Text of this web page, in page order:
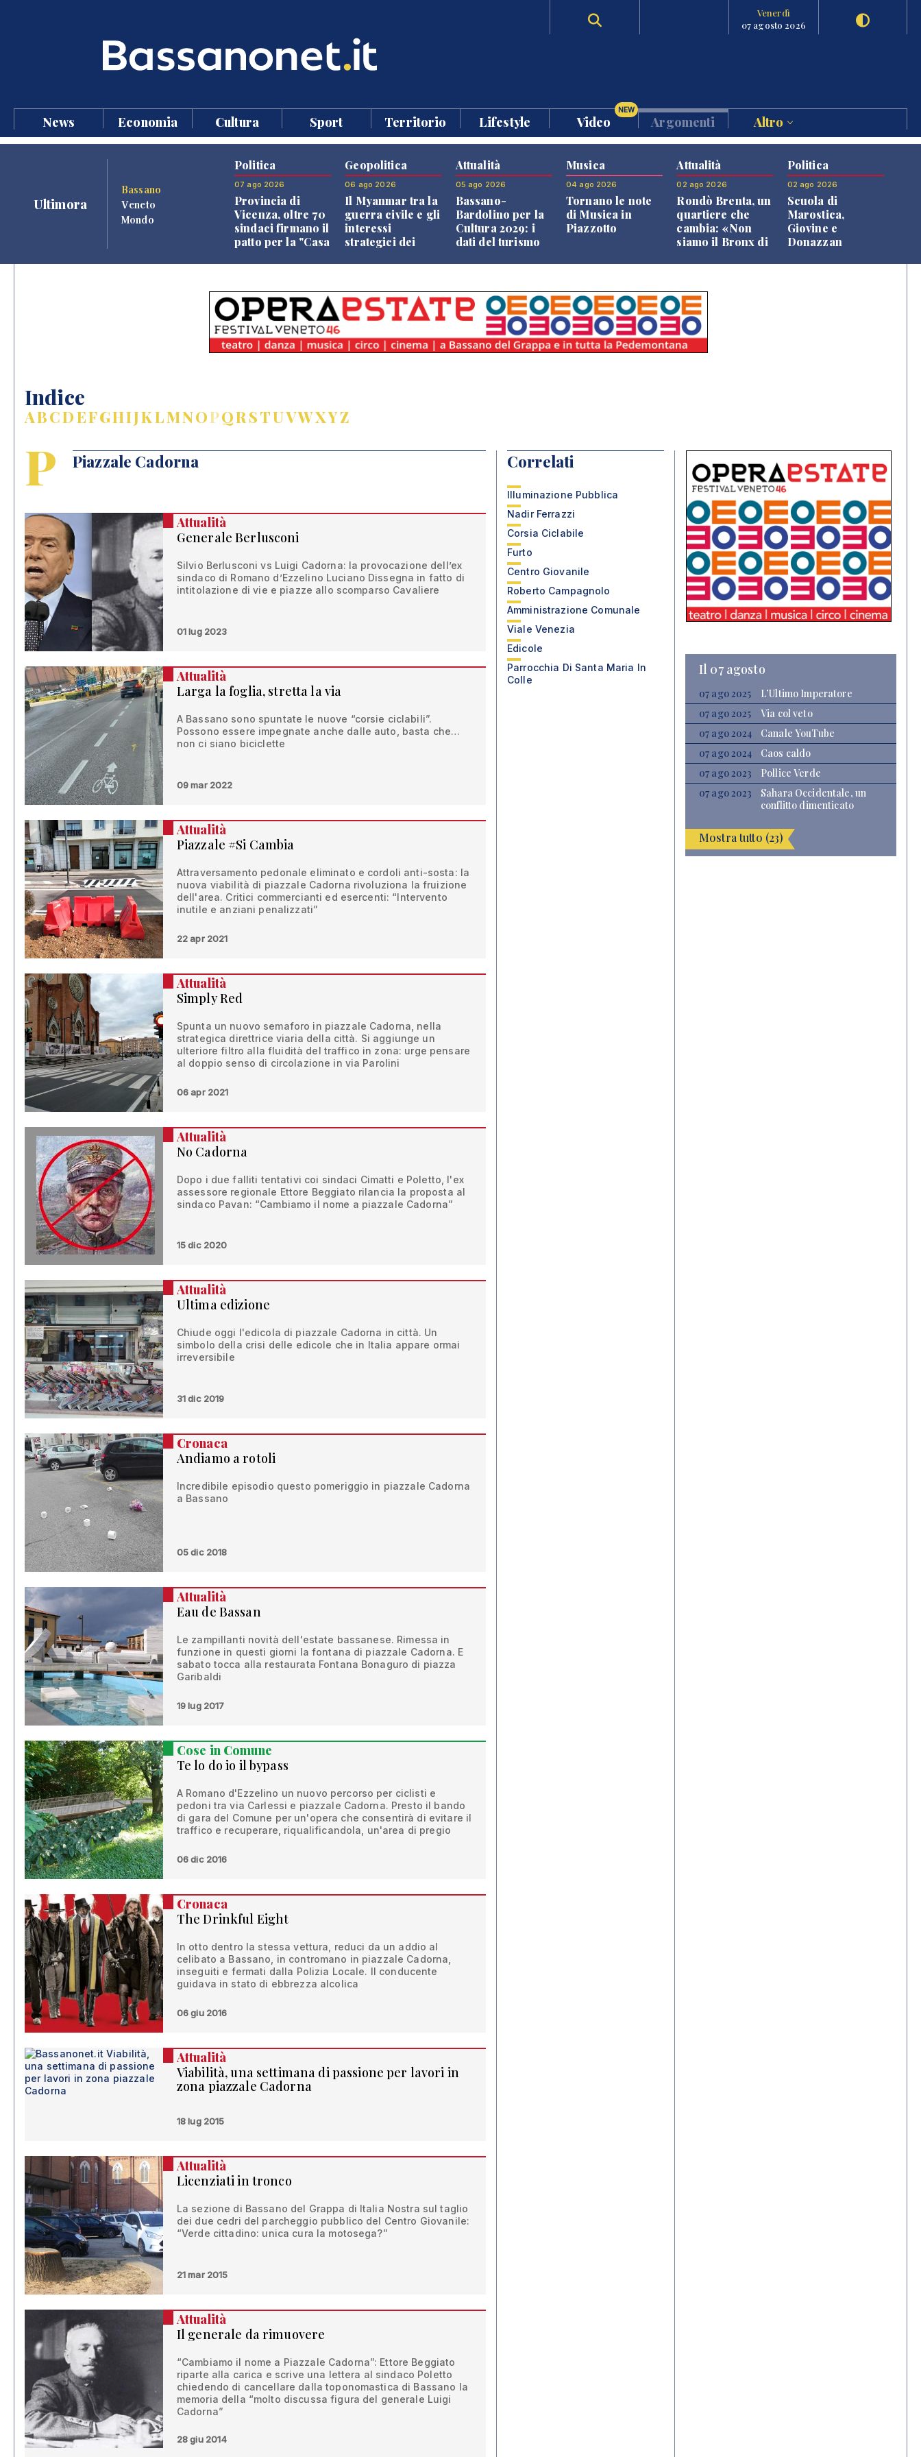
Venerdì
07 agosto 2026
News Economia Cultura Sport Territorio Lifestyle Video
NEW
Argomenti Altro
Ultimora
Bassano
Veneto
Mondo
Politica
07 ago 2026
Provincia di
Vicenza, oltre 70
sindaci firmano il
patto per la "Casa
Geopolitica
06 ago 2026
Il Myanmar tra la
guerra civile e gli
interessi
strategici dei
Attualità
05 ago 2026
Bassano-
Bardolino per la
Cultura 2029: i
dati del turismo
Musica
04 ago 2026
Tornano le note
di Musica in
Piazzotto
Attualità
02 ago 2026
Rondò Brenta, un
quartiere che
cambia: «Non
siamo il Bronx di
Politica
02 ago 2026
Scuola di
Marostica,
Giovine e
Donazzan
Indice
ABCDEFGHIJKLMNOPQRSTUVWXYZ
P Piazzale Cadorna
Attualità
Generale Berlusconi
Silvio Berlusconi vs Luigi Cadorna: la provocazione dell’ex
sindaco di Romano d’Ezzelino Luciano Dissegna in fatto di
intitolazione di vie e piazze allo scomparso Cavaliere
01 lug 2023
Attualità
Larga la foglia, stretta la via
A Bassano sono spuntate le nuove “corsie ciclabili”.
Possono essere impegnate anche dalle auto, basta che…
non ci siano biciclette
09 mar 2022
Attualità
Piazzale #Si Cambia
Attraversamento pedonale eliminato e cordoli anti-sosta: la
nuova viabilità di piazzale Cadorna rivoluziona la fruizione
dell'area. Critici commercianti ed esercenti: “Intervento
inutile e anziani penalizzati”
22 apr 2021
Attualità
Simply Red
Spunta un nuovo semaforo in piazzale Cadorna, nella
strategica direttrice viaria della città. Si aggiunge un
ulteriore filtro alla fluidità del traffico in zona: urge pensare
al doppio senso di circolazione in via Parolini
06 apr 2021
Attualità
No Cadorna
Dopo i due falliti tentativi coi sindaci Cimatti e Poletto, l'ex
assessore regionale Ettore Beggiato rilancia la proposta al
sindaco Pavan: “Cambiamo il nome a piazzale Cadorna”
15 dic 2020
Attualità
Ultima edizione
Chiude oggi l'edicola di piazzale Cadorna in città. Un
simbolo della crisi delle edicole che in Italia appare ormai
irreversibile
31 dic 2019
Cronaca
Andiamo a rotoli
Incredibile episodio questo pomeriggio in piazzale Cadorna
a Bassano
05 dic 2018
Attualità
Eau de Bassan
Le zampillanti novità dell'estate bassanese. Rimessa in
funzione in questi giorni la fontana di piazzale Cadorna. E
sabato tocca alla restaurata Fontana Bonaguro di piazza
Garibaldi
19 lug 2017
Cose in Comune
Te lo do io il bypass
A Romano d'Ezzelino un nuovo percorso per ciclisti e
pedoni tra via Carlessi e piazzale Cadorna. Presto il bando
di gara del Comune per un'opera che consentirà di evitare il
traffico e recuperare, riqualificandola, un'area di pregio
06 dic 2016
Cronaca
The Drinkful Eight
In otto dentro la stessa vettura, reduci da un addio al
celibato a Bassano, in contromano in piazzale Cadorna,
inseguiti e fermati dalla Polizia Locale. Il conducente
guidava in stato di ebbrezza alcolica
06 giu 2016
Attualità
Viabilità, una settimana di passione per lavori in
zona piazzale Cadorna
18 lug 2015
Attualità
Licenziati in tronco
La sezione di Bassano del Grappa di Italia Nostra sul taglio
dei due cedri del parcheggio pubblico del Centro Giovanile:
“Verde cittadino: unica cura la motosega?”
21 mar 2015
Attualità
Il generale da rimuovere
“Cambiamo il nome a Piazzale Cadorna”: Ettore Beggiato
riparte alla carica e scrive una lettera al sindaco Poletto
chiedendo di cancellare dalla toponomastica di Bassano la
memoria della “molto discussa figura del generale Luigi
Cadorna”
28 giu 2014
Correlati
Illuminazione Pubblica
Nadir Ferrazzi
Corsia Ciclabile
Furto
Centro Giovanile
Roberto Campagnolo
Amministrazione Comunale
Viale Venezia
Edicole
Parrocchia Di Santa Maria In
Colle
Il 07 agosto
07 ago 2025
L’Ultimo Imperatore
07 ago 2025
Via col veto
07 ago 2024
Canale YouTube
07 ago 2024
Caos caldo
07 ago 2023
Pollice Verde
07 ago 2023
Sahara Occidentale, un
conflitto dimenticato
Mostra tutto (23)